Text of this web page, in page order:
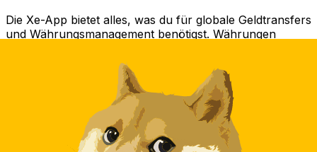
Die Xe-App bietet alles, was du für globale Geldtransfers
und Währungsmanagement benötigst. Währungen
Geld ins Ausland überweisen, ohne versteckte
Gebühren. Heute herunterladen!